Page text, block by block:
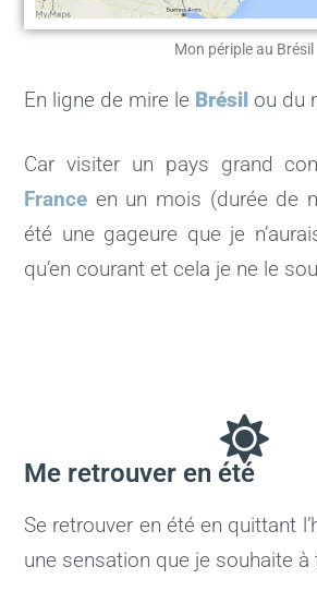
Mon périple au Brésil
En ligne de mire le Brésil ou du
Car visiter un pays grand
France en un mois (durée de
été une gageure que je
qu’en courant et cela je ne le
Me retrouver en été
Se retrouver en été en quittant
une sensation que je souhaite à